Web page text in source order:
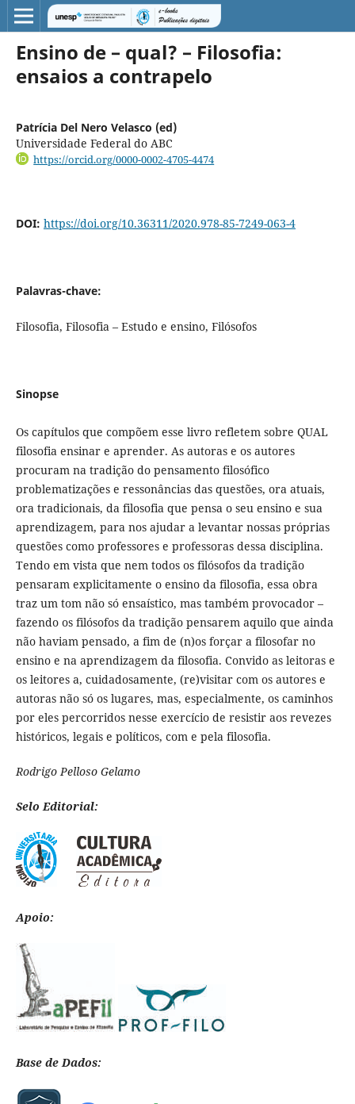
Ensino de – qual? – Filosofia:
ensaios a contrapelo
Patrícia Del Nero Velasco (ed)
Universidade Federal do ABC
https://orcid.org/0000-0002-4705-4474
DOI: https://doi.org/10.36311/2020.978-85-7249-063-4
Palavras-chave:
Filosofia, Filosofia – Estudo e ensino, Filósofos
Sinopse
Os capítulos que compõem esse livro refletem sobre QUAL
filosofia ensinar e aprender. As autoras e os autores
procuram na tradição do pensamento filosófico
problematizações e ressonâncias das questões, ora atuais,
ora tradicionais, da filosofia que pensa o seu ensino e sua
aprendizagem, para nos ajudar a levantar nossas próprias
questões como professores e professoras dessa disciplina.
Tendo em vista que nem todos os filósofos da tradição
pensaram explicitamente o ensino da filosofia, essa obra
traz um tom não só ensaístico, mas também provocador –
fazendo os filósofos da tradição pensarem aquilo que ainda
não haviam pensado, a fim de (n)os forçar a filosofar no
ensino e na aprendizagem da filosofia. Convido as leitoras e
os leitores a, cuidadosamente, (re)visitar com os autores e
autoras não só os lugares, mas, especialmente, os caminhos
por eles percorridos nesse exercício de resistir aos revezes
históricos, legais e políticos, com e pela filosofia.
Rodrigo Pelloso Gelamo
Selo Editorial:
Apoio:
Base de Dados: